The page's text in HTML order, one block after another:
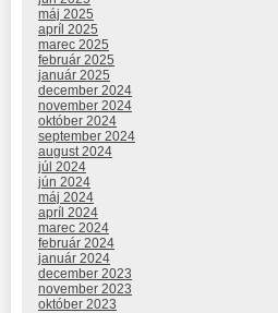
máj 2025
apríl 2025
marec 2025
február 2025
január 2025
december 2024
november 2024
október 2024
september 2024
august 2024
júl 2024
jún 2024
máj 2024
apríl 2024
marec 2024
február 2024
január 2024
december 2023
november 2023
október 2023